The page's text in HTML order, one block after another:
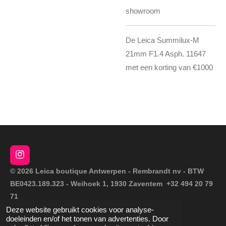
Deze website gebruikt cookies voor analyse-
doeleinden en/of het tonen van advertenties. Door
showroom
De Leica Summilux-M
21mm F1.4 Asph. 11647
met een korting van €1000
I
n
t
r
a
© 2026 Leica boutique Antwerpen - Rembrandt nv - BTW
BE0423.189.323 - Weihoek 1, 1930 Zaventem +32 494 20 79
71
Powered byJouwWeb